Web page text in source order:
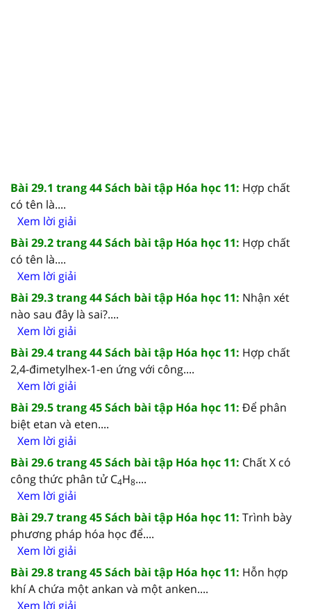
Bài 29.1 trang 44 Sách bài tập Hóa học 11: Hợp chất
có tên là....
Xem lời giải
Bài 29.2 trang 44 Sách bài tập Hóa học 11: Hợp chất
có tên là....
Xem lời giải
Bài 29.3 trang 44 Sách bài tập Hóa học 11: Nhận xét
nào sau đây là sai?....
Xem lời giải
Bài 29.4 trang 44 Sách bài tập Hóa học 11: Hợp chất
2,4-đimetylhex-1-en ứng với công....
Xem lời giải
Bài 29.5 trang 45 Sách bài tập Hóa học 11: Để phân
biệt etan và eten....
Xem lời giải
Bài 29.6 trang 45 Sách bài tập Hóa học 11: Chất X có
công thức phân tử C4H8....
Xem lời giải
Bài 29.7 trang 45 Sách bài tập Hóa học 11: Trình bày
phương pháp hóa học để....
Xem lời giải
Bài 29.8 trang 45 Sách bài tập Hóa học 11: Hỗn hợp
khí A chứa một ankan và một anken....
Xem lời giải